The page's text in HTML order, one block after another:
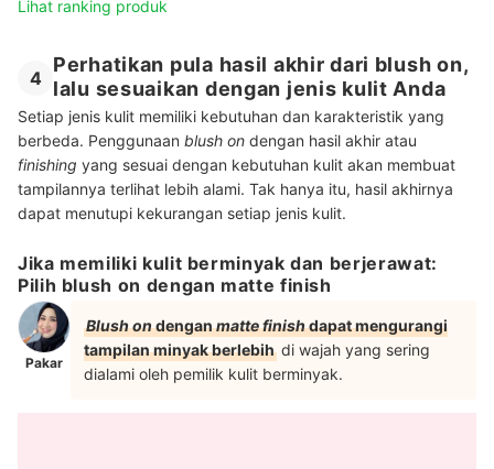
Lihat ranking produk
4
Perhatikan pula hasil akhir dari blush on,
lalu sesuaikan dengan jenis kulit Anda
Setiap jenis kulit memiliki kebutuhan dan karakteristik yang
berbeda. Penggunaan blush on dengan hasil akhir atau
finishing yang sesuai dengan kebutuhan kulit akan membuat
tampilannya terlihat lebih alami. Tak hanya itu, hasil akhirnya
dapat menutupi kekurangan setiap jenis kulit.
Jika memiliki kulit berminyak dan berjerawat:
Pilih blush on dengan matte finish
Pakar
Blush ondenganmatte finishdapat mengurangi
tampilan minyak berlebih di wajah yang sering
dialami oleh pemilik kulit berminyak.